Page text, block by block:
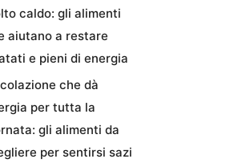
caldo: gli alimenti
aiutano a restare
e pieni di energia
che dà
per tutta la
gli alimenti da
per sentirsi sazi